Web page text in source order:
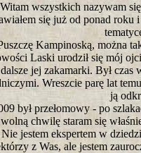
Witam wszystkich nazywam
się już od ponad
Kampinoską, można
Laski urodził się mój
dalsze jej zakamarki. Był czas
Wreszcie parę lat
ją
był przełomowy - po
chwilę staram się
jestem ekspertem w
z Was, ale jestem